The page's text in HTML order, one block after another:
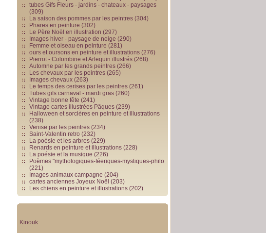
tubes Gifs Fleurs - jardins - chateaux - paysages
(309)
La saison des pommes par les peintres (304)
Phares en peinture (302)
Le Père Noël en illustration (297)
Images hiver - paysage de neige (290)
Femme et oiseau en peinture (281)
ours et oursons en peinture et illustrations (276)
Pierrot - Colombine et Arlequin illustrés (268)
Automne par les grands peintres (266)
Les chevaux par les peintres (265)
Images chevaux (263)
Le temps des cerises par les peintres (261)
Tubes gifs carnaval - mardi gras (260)
Vintage bonne fête (241)
Vintage cartes illustrées Pâques (239)
Halloween et sorcières en peinture et illustrations
(238)
Venise par les peintres (234)
Saint-Valentin retro (232)
La poésie et les arbres (229)
Renards en peinture et illustrations (228)
La poésie et la musique (226)
Poèmes "mythologiques-féeriques-mystiques-philo
(221)
Images animaux campagne (204)
cartes anciennes Joyeux Noël (203)
Les chiens en peinture et illustrations (202)
Kinouk